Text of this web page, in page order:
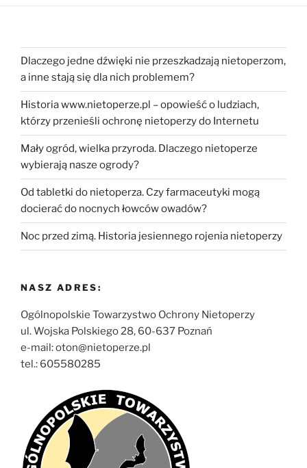
Dlaczego jedne dźwięki nie przeszkadzają nietoperzom,
a inne stają się dla nich problemem?
Historia www.nietoperze.pl – opowieść o ludziach,
którzy przenieśli ochronę nietoperzy do Internetu
Mały ogród, wielka przyroda. Dlaczego nietoperze
wybierają nasze ogrody?
Od tabletki do nietoperza. Czy farmaceutyki mogą
docierać do nocnych łowców owadów?
Noc przed zimą. Historia jesiennego rojenia nietoperzy
NASZ ADRES:
Ogólnopolskie Towarzystwo Ochrony Nietoperzy
ul. Wojska Polskiego 28, 60-637 Poznań
e-mail: oton@nietoperze.pl
tel.: 605580285